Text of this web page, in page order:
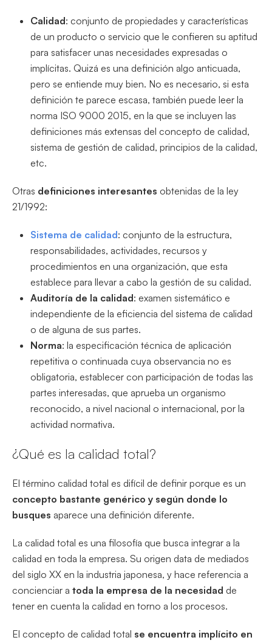
Calidad: conjunto de propiedades y características
de un producto o servicio que le confieren su aptitud
para satisfacer unas necesidades expresadas o
implícitas. Quizá es una definición algo anticuada,
pero se entiende muy bien. No es necesario, si esta
definición te parece escasa, también puede leer la
norma ISO 9000 2015, en la que se incluyen las
definiciones más extensas del concepto de calidad,
sistema de gestión de calidad, principios de la calidad,
etc.
Otras definiciones interesantes obtenidas de la ley
21/1992:
Sistema de calidad: conjunto de la estructura,
responsabilidades, actividades, recursos y
procedimientos en una organización, que esta
establece para llevar a cabo la gestión de su calidad.
Auditoría de la calidad: examen sistemático e
independiente de la eficiencia del sistema de calidad
o de alguna de sus partes.
Norma: la especificación técnica de aplicación
repetitiva o continuada cuya observancia no es
obligatoria, establecer con participación de todas las
partes interesadas, que aprueba un organismo
reconocido, a nivel nacional o internacional, por la
actividad normativa.
¿Qué es la calidad total?
El término calidad total es difícil de definir porque es un
concepto bastante genérico y según donde lo
busques aparece una definición diferente.
La calidad total es una filosofía que busca integrar a la
calidad en toda la empresa. Su origen data de mediados
del siglo XX en la industria japonesa, y hace referencia a
concienciar a toda la empresa de la necesidad de
tener en cuenta la calidad en torno a los procesos.
El concepto de calidad total se encuentra implícito en